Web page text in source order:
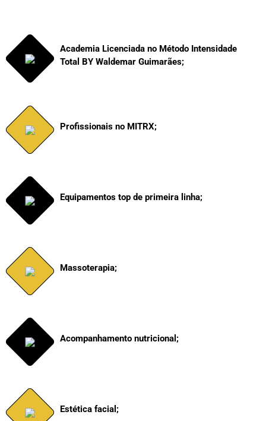
Academia Licenciada no Método Intensidade
Total BY Waldemar Guimarães;
Profissionais no MITRX;
Equipamentos top de primeira linha;
Massoterapia;
Acompanhamento nutricional;
Estética facial;